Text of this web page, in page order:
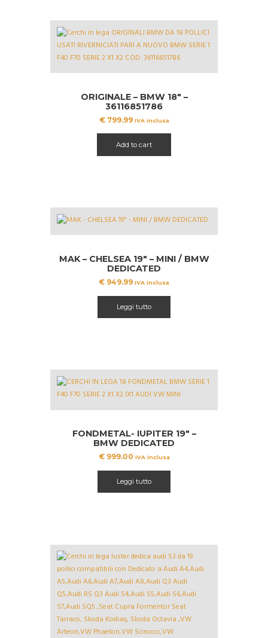
ORIGINALE – BMW 18″ –
36116851786
€799.99 IVA inclusa
Add to cart
MAK – CHELSEA 19″ – MINI / BMW
DEDICATED
€ 949.99 IVA inclusa
Leggi tutto
FONDMETAL- IUPITER 19″ –
BMW DEDICATED
€999.00 IVA inclusa
Leggi tutto